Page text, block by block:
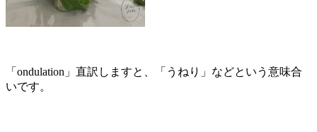
「ondulation」直訳しますと、「うねり」などという意味合
いです。